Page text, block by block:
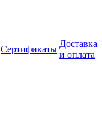
Сертификаты
Доставка
и оплата